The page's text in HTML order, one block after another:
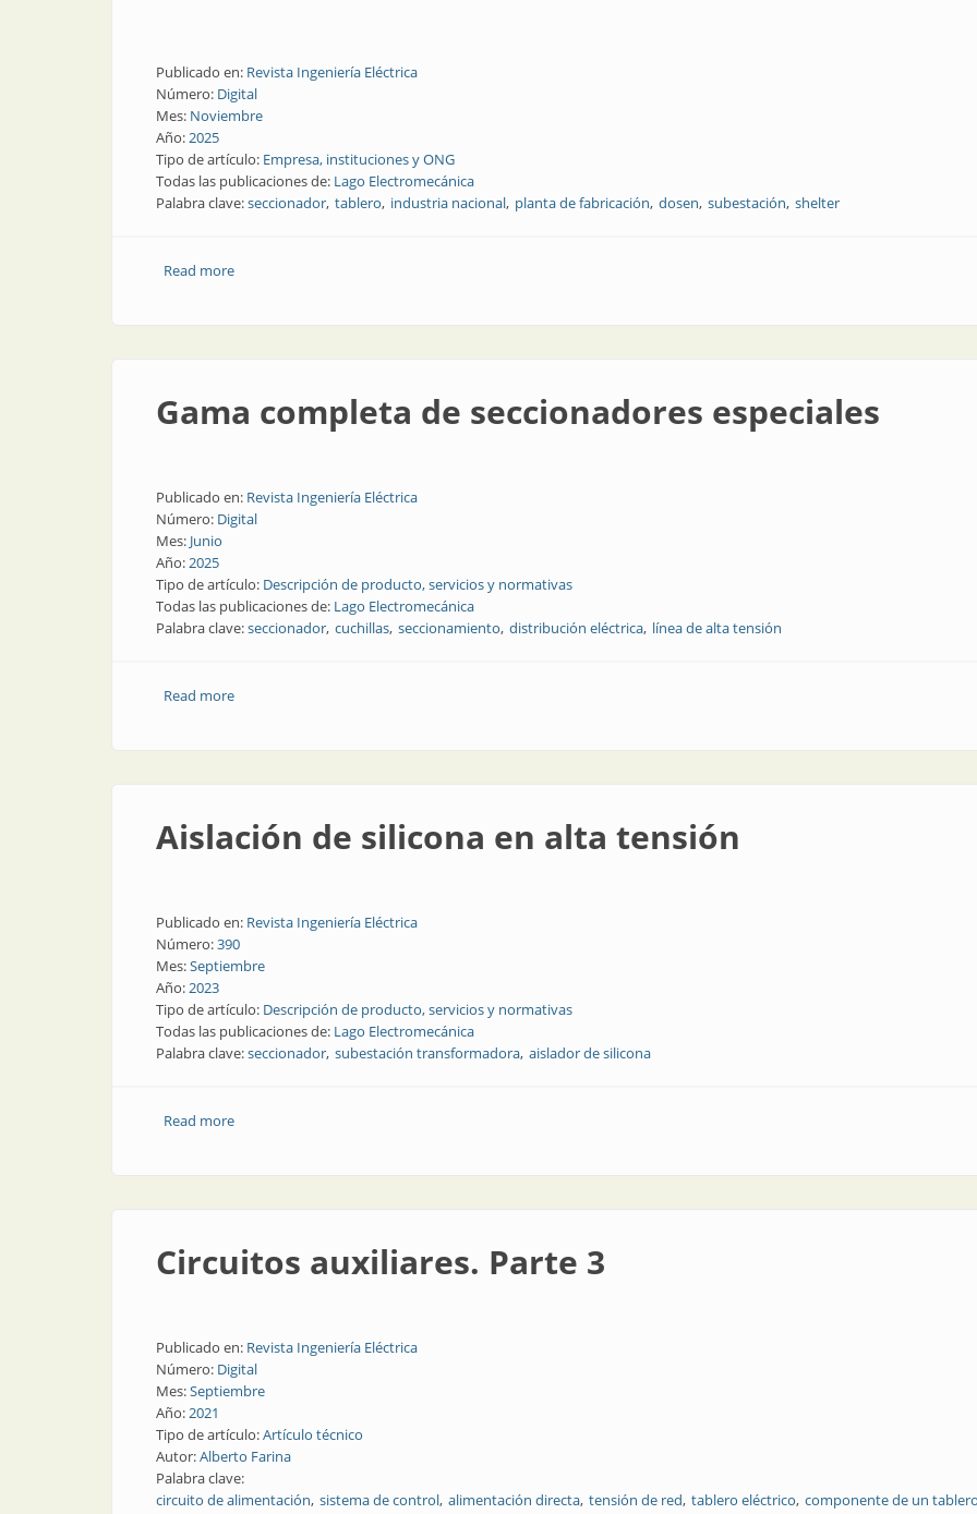
Publicado en: Revista Ingeniería Eléctrica
Número: Digital
Mes: Noviembre
Año:2025
Tipo de artículo: Empresa, instituciones y ONG
Todas las publicaciones de: Lago Electromecánica
Palabra clave:seccionador tablero industria nacional planta de fabricación dosen subestación shelter
Read moreabout Industria nacional preparada para grandes proyectos
Gama completa de seccionadores especiales
Publicado en: Revista Ingeniería Eléctrica
Número: Digital
Mes: Junio
Año:2025
Tipo de artículo: Descripción de producto, servicios y normativas
Todas las publicaciones de: Lago Electromecánica
Palabra clave:seccionador cuchillas seccionamiento distribución eléctrica línea de alta tensión
Read moreabout Gama completa de seccionadores especiales
Aislación de silicona en alta tensión
Publicado en: Revista Ingeniería Eléctrica
Número:390
Mes:Septiembre
Año:2023
Tipo de artículo: Descripción de producto, servicios y normativas
Todas las publicaciones de: Lago Electromecánica
Palabra clave:seccionador subestación transformadora aislador de silicona
Read moreabout Aislación de silicona en alta tensión
Circuitos auxiliares. Parte 3
Publicado en: Revista Ingeniería Eléctrica
Número: Digital
Mes:Septiembre
Año:2021
Tipo de artículo:Artículo técnico
Autor:Alberto Farina
Palabra clave:
circuito de alimentación sistema de control alimentación directa tensión de red tablero eléctrico componente de un